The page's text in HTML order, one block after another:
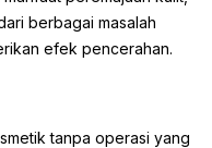
berbagai masalah
efek pencerahan.
tanpa operasi yang